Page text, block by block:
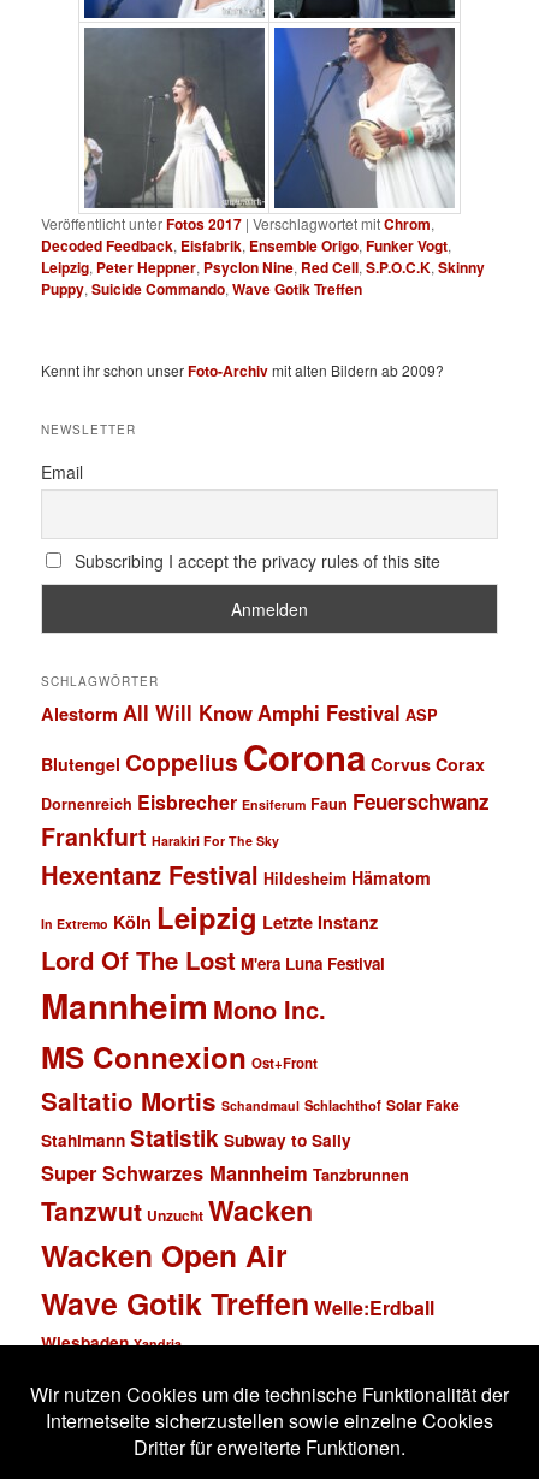
Veröffentlicht unterFotos 2017 |Verschlagwortet mitChrom,
Decoded Feedback, Eisfabrik, Ensemble Origo,Funker Vogt,
Leipzig, Peter Heppner, Psyclon Nine, Red Cell,S.P.O.C.K,Skinny
Puppy,Suicide Commando,Wave Gotik Treffen
Kennt ihr schon unserFoto-Archivmit alten Bildern ab 2009?
NEWSLETTER
Email
Subscribing I accept the privacy rules of this site
SCHLAGWÖRTER
Alestorm All Will KnowAmphi Festival ASP
Blutengel Coppelius Corona Corvus Corax
Dornenreich Eisbrecher Ensiferum Faun Feuerschwanz
Frankfurt Harakiri For The Sky
Hexentanz Festival Hildesheim Hämatom
In Extremo Köln Leipzig Letzte Instanz
Lord Of The Lost M'era Luna Festival
Mannheim Mono Inc.
MS Connexion Ost+Front
Saltatio Mortis Schandmaul Schlachthof Solar Fake
Stahlmann Statistik Subway to Sally
Super Schwarzes Mannheim Tanzbrunnen
Tanzwut Unzucht Wacken
Wacken Open Air
Wave Gotik Treffen Welle:Erdball
Wiesbaden Xandria
Impressum